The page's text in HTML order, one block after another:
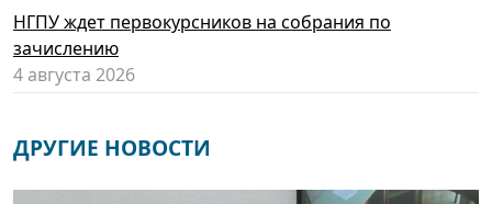
НГПУ ждет первокурсников на собрания по
зачислению
4 августа 2026
ДРУГИЕ НОВОСТИ